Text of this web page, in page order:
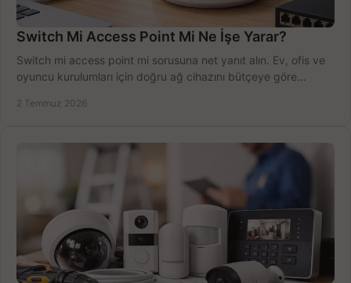
Switch Mi Access Point Mi Ne İşe Yarar?
Switch mi access point mi sorusuna net yanıt alın. Ev, ofis ve
oyuncu kurulumları için doğru ağ cihazını bütçeye göre
2 Temmuz 2026